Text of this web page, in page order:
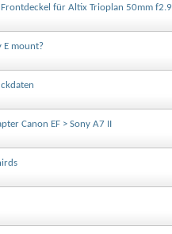
für Altix Trioplan 50mm f2.9
E mount?
Canon EF > Sony A7 II